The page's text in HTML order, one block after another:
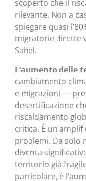
scoperto che il
rilevante. Non a
spiegare quasi
migratorie dirette
Sahel.
L’aumento delle
cambiamento
e migrazioni —
desertificazione
riscaldamento
critica. È un
problemi. Da solo
diventa
territorio già
particolare, è